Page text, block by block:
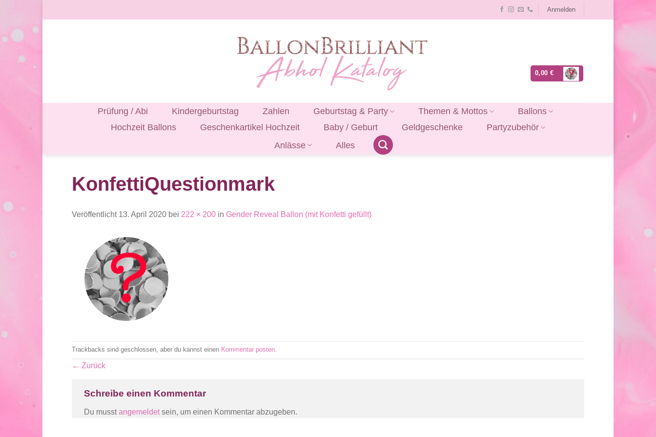
Inhalt
Anmelden
0,00 €
Prüfung / Abi Kindergeburtstag Zahlen Geburtstag & Party Themen & Mottos
Ballons
Hochzeit Ballons
Geschenkartikel Hochzeit Baby / Geburt Geldgeschenke
Partyzubehör
Anlässe
Alles
KonfettiQuestionmark
Veröffentlicht 13. April 2020 bei 222 × 200 in Gender Reveal Ballon (mit Konfetti gefüllt)
Trackbacks sind geschlossen, aber du kannst einen Kommentar posten.
← Zurück
Schreibe einen Kommentar
Du musstangemeldetsein, um einen Kommentar abzugeben.